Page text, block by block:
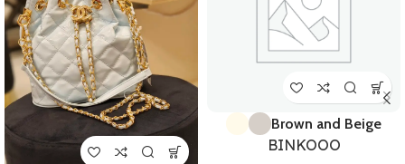
Brown and Beige
BINKOOO